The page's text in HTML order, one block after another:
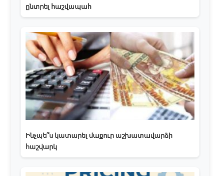
ընտրել հաշվապահ
Ինչպե՞ս կատարել մաքուր աշխատավարձի
հաշվարկ